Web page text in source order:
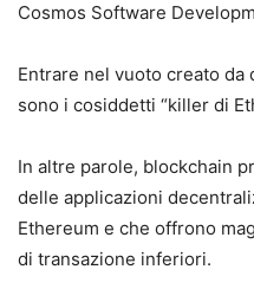
Cosmos Software
Entrare nel vuoto creato
sono i cosiddetti “killer di
In altre parole, blockchain
delle applicazioni
Ethereum e che offrono
di transazione inferiori.